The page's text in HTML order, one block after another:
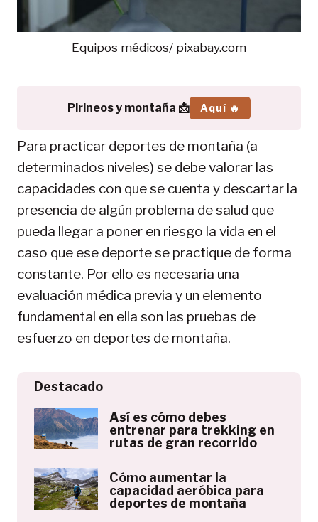
Equipos médicos/ pixabay.com
Pirineos y montaña 📩 Aquí 🔥
Para practicar deportes de montaña (a
determinados niveles) se debe valorar las
capacidades con que se cuenta y descartar la
presencia de algún problema de salud que
pueda llegar a poner en riesgo la vida en el
caso que ese deporte se practique de forma
constante. Por ello es necesaria una
evaluación médica previa y un elemento
fundamental en ella son las pruebas de
esfuerzo en deportes de montaña.
Destacado
Así es cómo debes
entrenar para trekking en
rutas de gran recorrido
Cómo aumentar la
capacidad aeróbica para
deportes de montaña